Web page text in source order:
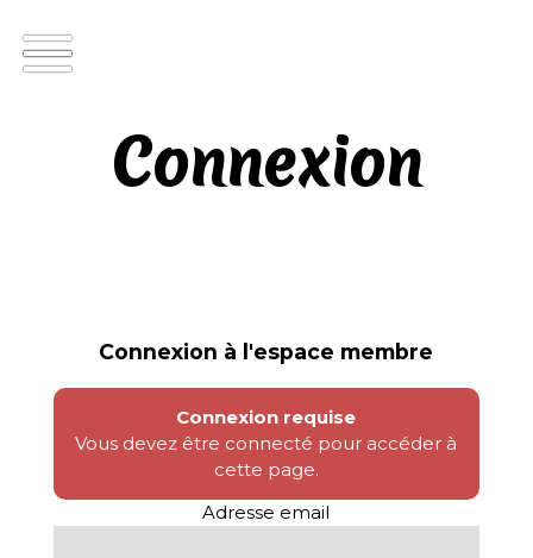
Connexion
Connexion à l'espace membre
Connexion requise
Vous devez être connecté pour accéder à
cette page.
Adresse email